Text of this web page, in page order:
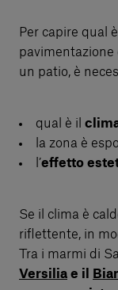
Per capire qual
pavimentazione
un patio, è
qual è il
la zona è
l’effetto
Se il clima è
riflettente, in
Tra i marmi di
Versilia e il